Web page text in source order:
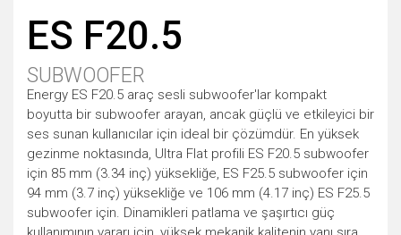
ES F20.5
SUBWOOFER
Energy ES F20.5 araç sesli subwoofer'lar kompakt
boyutta bir subwoofer arayan, ancak güçlü ve etkileyici bir
ses sunan kullanıcılar için ideal bir çözümdür. En yüksek
gezinme noktasında, Ultra Flat profili ES F20.5 subwoofer
için 85 mm (3.34 inç) yüksekliğe, ES F25.5 subwoofer için
94 mm (3.7 inç) yüksekliğe ve 106 mm (4.17 inç) ES F25.5
subwoofer için. Dinamikleri patlama ve şaşırtıcı güç